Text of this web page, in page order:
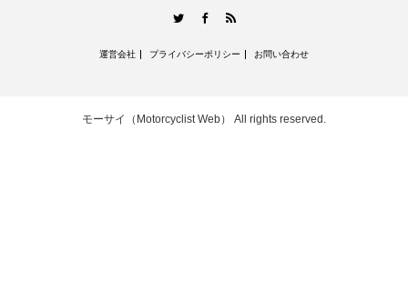
TwitterFacebook
運営会社 プライバシーポリシー お問い合わせ
モーサイ（Motorcyclist Web） All rights reserved.